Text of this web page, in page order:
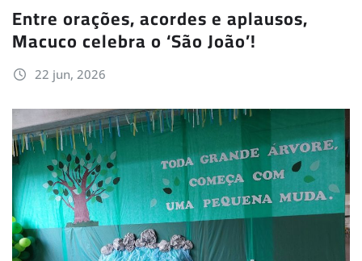
Entre orações, acordes e aplausos,
Macuco celebra o ‘São João’!
22 jun, 2026